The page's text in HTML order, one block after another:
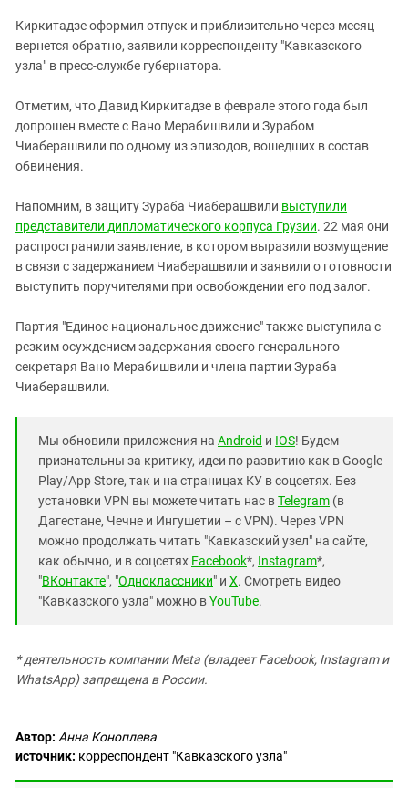
Киркитадзе оформил отпуск и приблизительно через месяц
вернется обратно, заявили корреспонденту "Кавказского
узла" в пресс-службе губернатора.
Отметим, что Давид Киркитадзе в феврале этого года был
допрошен вместе с Вано Мерабишвили и Зурабом
Чиаберашвили по одному из эпизодов, вошедших в состав
обвинения.
Напомним, в защиту Зураба Чиаберашвили выступили
представители дипломатического корпуса Грузии. 22 мая они
распространили заявление, в котором выразили возмущение
в связи с задержанием Чиаберашвили и заявили о готовности
выступить поручителями при освобождении его под залог.
Партия "Единое национальное движение" также выступила с
резким осуждением задержания своего генерального
секретаря Вано Мерабишвили и члена партии Зураба
Чиаберашвили.
Мы обновили приложения на Android и IOS! Будем
признательны за критику, идеи по развитию как в Google
Play/App Store, так и на страницах КУ в соцсетях. Без
установки VPN вы можете читать нас вTelegram (в
Дагестане, Чечне и Ингушетии – с VPN). Через VPN
можно продолжать читать "Кавказский узел" на сайте,
как обычно, и в соцсетях Facebook*, Instagram*,
"ВКонтакте", "Одноклассники" и X. Смотреть видео
"Кавказского узла" можно вYouTube.
* деятельность компании Meta (владеет Facebook, Instagram и
WhatsApp) запрещена в России.
Автор: Анна Коноплева
источник: корреспондент "Кавказского узла"